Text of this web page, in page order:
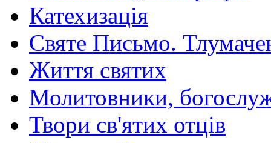
Катехизація
Святе Письмо.
Життя святих
Молитовники,
Твори св'ятих отців